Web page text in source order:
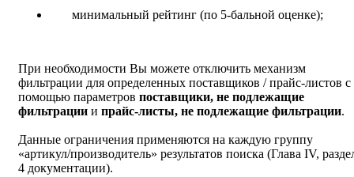
минимальный рейтинг (по 5-бальной оценке);
При необходимости Вы можете отключить механизм
фильтрации для определенных поставщиков / прайс-листов с
помощью параметров поставщики, не подлежащие
фильтрации и прайс-листы, не подлежащие фильтрации.
Данные ограничения применяются на каждую группу
«артикул/производитель» результатов поиска (Глава IV,
4 документации).